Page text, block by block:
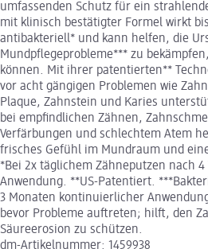
umfassenden Schutz für ein
mit klinisch bestätigter Formel wirkt
antibakteriell* und kann helfen, die
Mundpflegeprobleme*** zu
können. Mit ihrer patentierten**
vor acht gängigen Problemen wie
Plaque, Zahnstein und Karies
bei empfindlichen Zähnen,
Verfärbungen und schlechtem Atem
frisches Gefühl im Mundraum und
*Bei 2x täglichem Zähneputzen nach
Anwendung. **US-Patentiert.
3 Monaten kontinuierlicher
bevor Probleme auftreten; hilft, den
Säureerosion zu schützen.
dm-Artikelnummer: 1459938